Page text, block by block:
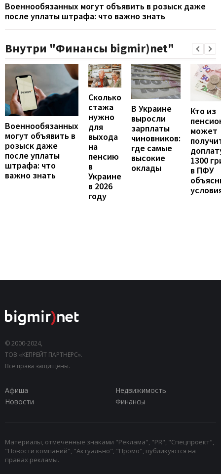
Военнообязанных могут объявить в розыск даже
после уплаты штрафа: что важно знать
Внутри "Финансы bigmir)net"
Военнообязанных
могут объявить в
розыск даже
после уплаты
штрафа: что
важно знать
Сколько
стажа
нужно
для
выхода
на
пенсию
в
Украине
в 2026
году
В Украине
выросли
зарплаты
чиновников:
где самые
высокие
оклады
Кто из
может
1300
в ПФУ
© 2000-2024,
ТОВ «КЕПРЕЙТ ПАРТНЕРС».
Все права защищены.
Афиша
Недвижимость
Новости
Финансы
Материалы, отмеченные знаками "Реклама", "PR", "Спецпроект",
"Новости компаний", "Актуально", "Промо", публикуются на
правах рекламы.